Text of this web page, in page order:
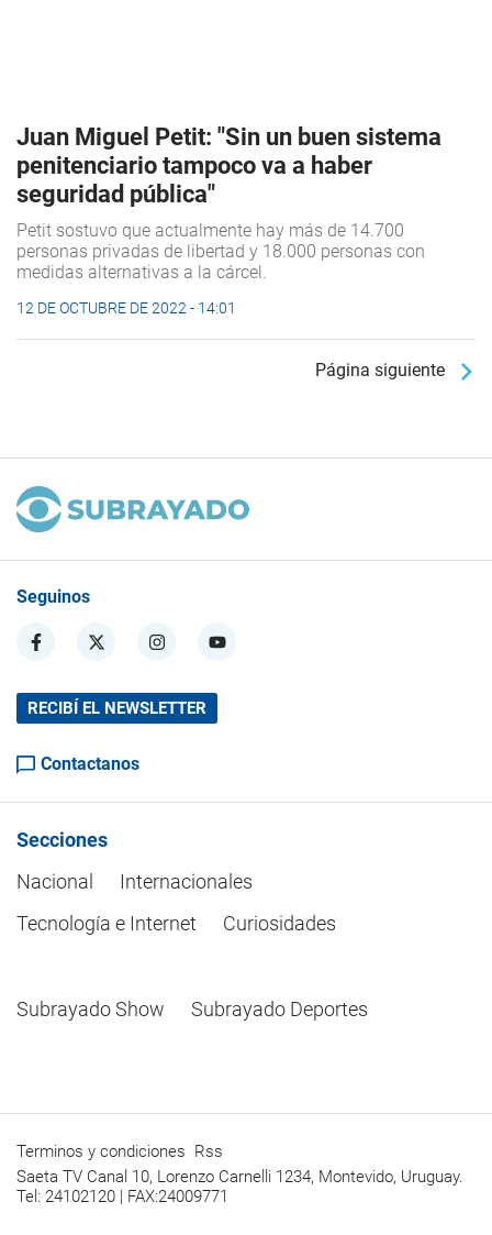
Juan Miguel Petit: "Sin un buen sistema
penitenciario tampoco va a haber
seguridad pública"
Petit sostuvo que actualmente hay más de 14.700
personas privadas de libertad y 18.000 personas con
medidas alternativas a la cárcel.
12 DE OCTUBRE DE 2022 - 14:01
Página siguiente
Seguinos
RECIBÍ EL NEWSLETTER
Contactanos
Secciones
Nacional
Internacionales
Tecnología e Internet
Curiosidades
Subrayado Show Subrayado Deportes
Terminos y condiciones Rss
Saeta TV Canal 10, Lorenzo Carnelli 1234, Montevido, Uruguay.
Tel: 24102120 | FAX:24009771